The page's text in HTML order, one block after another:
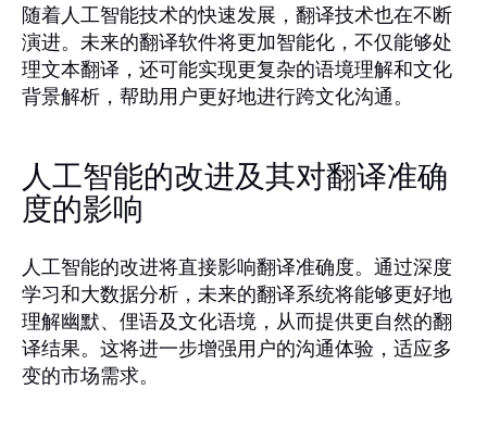
随着人工智能技术的快速发展，翻译技术也在不断
演进。未来的翻译软件将更加智能化，不仅能够处
理文本翻译，还可能实现更复杂的语境理解和文化
背景解析，帮助用户更好地进行跨文化沟通。
人工智能的改进及其对翻译准确
度的影响
人工智能的改进将直接影响翻译准确度。通过深度
学习和大数据分析，未来的翻译系统将能够更好地
理解幽默、俚语及文化语境，从而提供更自然的翻
译结果。这将进一步增强用户的沟通体验，适应多
变的市场需求。